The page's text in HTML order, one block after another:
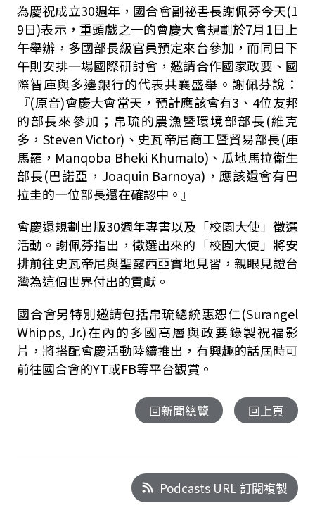
為慶祝成立30週年，國合會副祕書長謝佩芬今天(1
9日)表示，重頭戲之一的會慶大會規劃於7月1日上
午舉辦，多國部長級官員預定來台參加，而同日下
午則安排一場國際研討會，邀請合作國家政要、國
際智庫與多邊銀行的代表共襄盛舉。謝佩芬說：
『(原音)會慶大會當天，預計應該會有3、4位友邦
的部長來參加；帛琉的農漁暨環境部部長(維克
多，Steven Victor)、史瓦帝尼商工暨貿易部長(庫
馬羅，Manqoba Bheki Khumalo)、瓜地馬拉衛生
部長(巴諾亞，Joaquin Barnoya)，應該還會有巴
拉圭的一位部長還在確認中。』
會慶還規劃出版30週年專書以及「校園大使」徵選
活動。謝佩芬指出，徵選出來的「校園大使」將安
排前往史瓦帝尼與聖露西亞實地見習，親眼見證台
灣為這個世界付出的貢獻。
國合會另特別邀請包括帛琉總統惠恕仁(Surangel
Whipps, Jr.)在內的多國高層與政要錄製祝福影
片，將搭配會慶活動陸續推出，有興趣的話屆時可
前往國合會的YT或FB等平台觀賞。
回新聞總覽 回上頁
Podcasts URL 訂閱複製